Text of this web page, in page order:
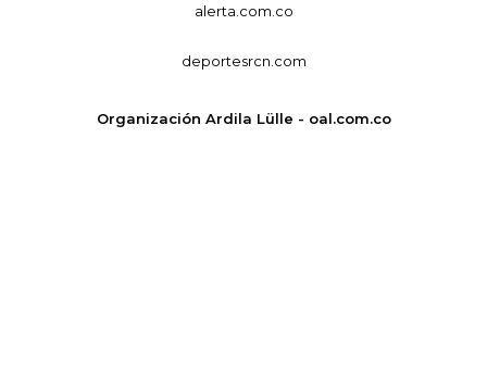
alerta.com.co
deportesrcn.com
Organización Ardila Lülle - oal.com.co